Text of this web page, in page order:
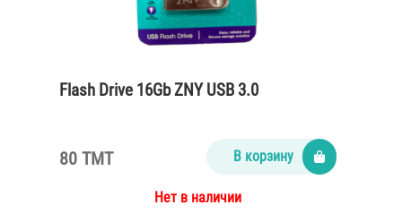
Flash Drive 16Gb ZNY USB 3.0
80 TMT В корзину
Нет в наличии